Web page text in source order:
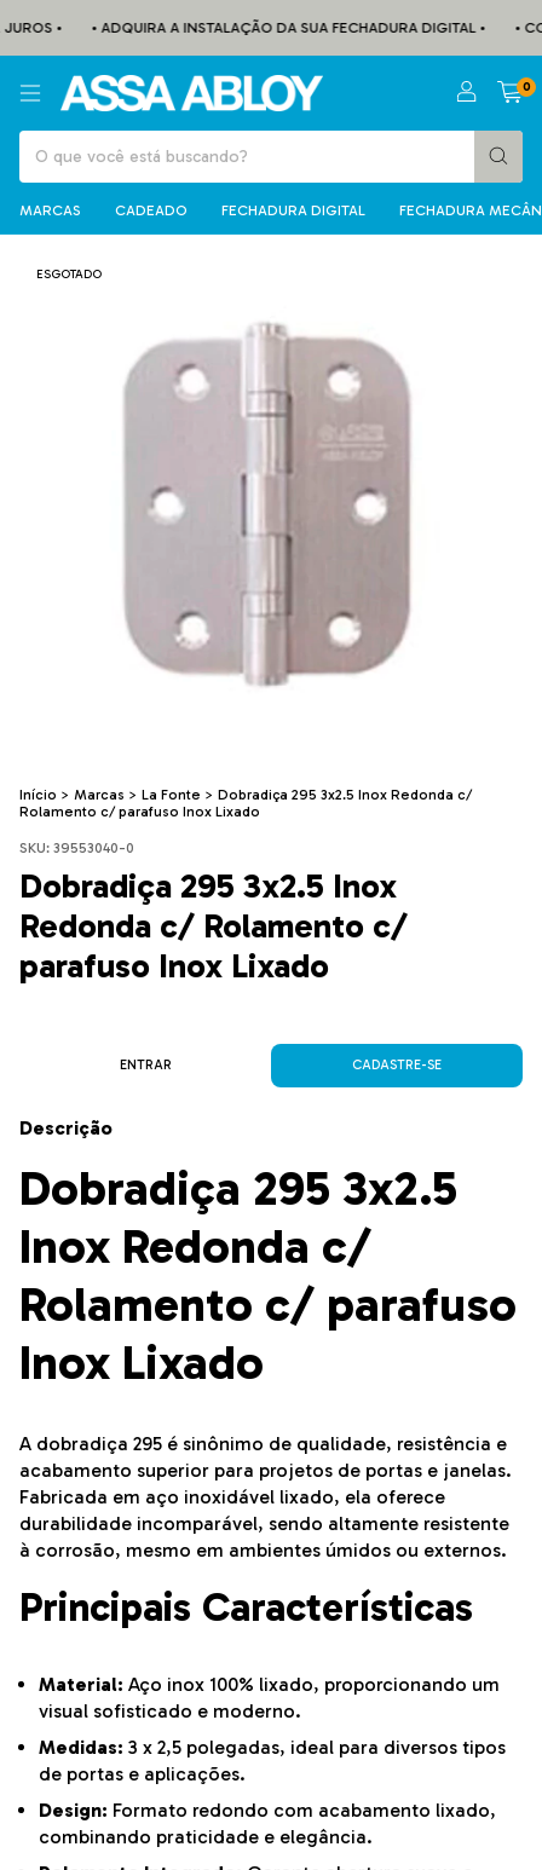
• • ADQUIRA A INSTALAÇÃO DA SUA FECHADURA DIGITAL • •
0
MARCAS CADEADO FECHADURA DIGITAL FECHADURA
ESGOTADO
Início > Marcas > La Fonte > Dobradiça 295 3x2.5 Inox Redonda c/
Rolamento c/ parafuso Inox Lixado
SKU: 39553040-0
Dobradiça 295 3x2.5 Inox
Redonda c/ Rolamento c/
parafuso Inox Lixado
ENTRAR CADASTRE-SE
Descrição
Dobradiça 295 3x2.5
Inox Redonda c/
Rolamento c/ parafuso
Inox Lixado
A dobradiça 295 é sinônimo de qualidade, resistência e
acabamento superior para projetos de portas e janelas.
Fabricada em aço inoxidável lixado, ela oferece
durabilidade incomparável, sendo altamente resistente
à corrosão, mesmo em ambientes úmidos ou externos.
Principais Características
Material: Aço inox 100% lixado, proporcionando um
visual sofisticado e moderno.
Medidas: 3 x 2,5 polegadas, ideal para diversos tipos
de portas e aplicações.
Design: Formato redondo com acabamento lixado,
combinando praticidade e elegância.